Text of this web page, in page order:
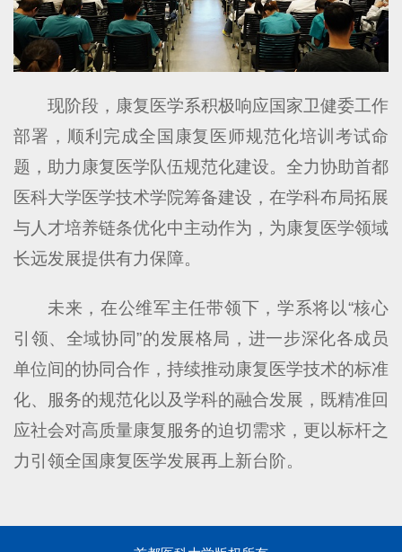
现阶段，康复医学系积极响应国家卫健委工作
部署，顺利完成全国康复医师规范化培训考试命
题，助力康复医学队伍规范化建设。全力协助首都
医科大学医学技术学院筹备建设，在学科布局拓展
与人才培养链条优化中主动作为，为康复医学领域
长远发展提供有力保障。
未来，在公维军主任带领下，学系将以“核心
引领、全域协同”的发展格局，进一步深化各成员
单位间的协同合作，持续推动康复医学技术的标准
化、服务的规范化以及学科的融合发展，既精准回
应社会对高质量康复服务的迫切需求，更以标杆之
力引领全国康复医学发展再上新台阶。